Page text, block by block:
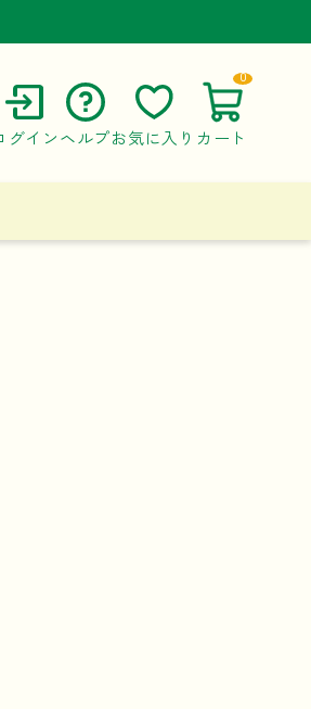
グイン ヘルプ
ご利用ガイド
お問い合わせ
お気に入り カート
0